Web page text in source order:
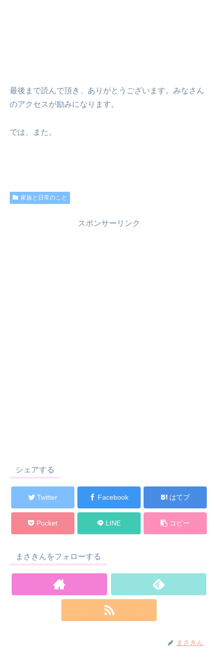
最後まで読んで頂き、ありがとうございます。みなさん
のアクセスが励みになります。
では、また。
家族と日常のこと
スポンサーリンク
シェアする
Twitter Facebook はてブ
Pocket LINE コピー
まさきんをフォローする
まさきん